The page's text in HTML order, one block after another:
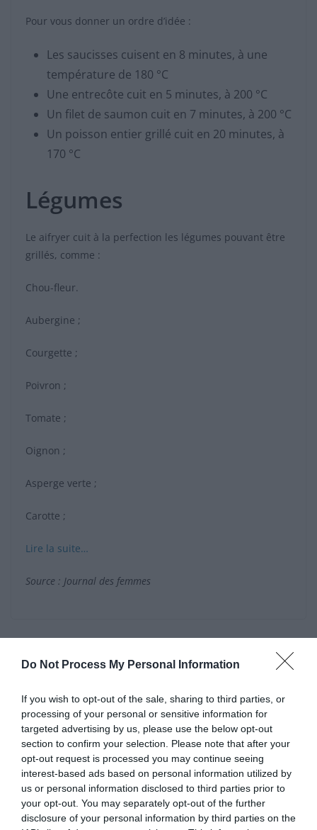
Do Not Process My Personal Information
If you wish to opt-out of the sale, sharing to third parties, or
processing of your personal or sensitive information for
targeted advertising by us, please use the below opt-out
section to confirm your selection. Please note that after your
opt-out request is processed you may continue seeing
interest-based ads based on personal information utilized by
us or personal information disclosed to third parties prior to
your opt-out. You may separately opt-out of the further
disclosure of your personal information by third parties on the
Pour vous donner un ordre d’idée :
Les saucisses cuisent en 8 minutes, à une
température de 180 °C
Une entrecôte cuit en 5 minutes, à 200 °C
Un filet de saumon cuit en 7 minutes, à 200 °C
Un poisson entier grillé cuit en 20 minutes, à
170 °C
Légumes
Le aifryer cuit à la perfection les légumes pouvant être
grillés, comme :
Chou-fleur.
Aubergine ;
Courgette ;
Poivron ;
Tomate ;
Oignon ;
Asperge verte ;
Carotte ;
Lire la suite…
Source : Journal des femmes
Faut-il vraiment préchauffer son four ? Ces cas dans
lesquels on peut s’en passer
ceci – c’est tout simplement délicieux
Laisser un commentaire
Votre adresse e-mail ne sera pas publiée. Les champs
obligatoires sont indiqués avec*